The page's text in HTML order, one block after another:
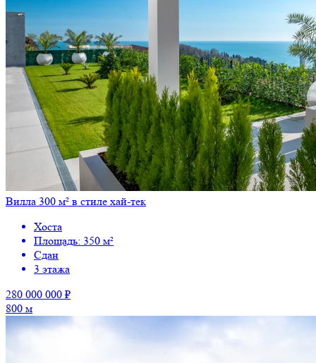
Вилла 300 м² в стиле хай-тек
Хоста
Площадь: 350 м²
Сдан
3 этажа
280 000 000 ₽
800 м